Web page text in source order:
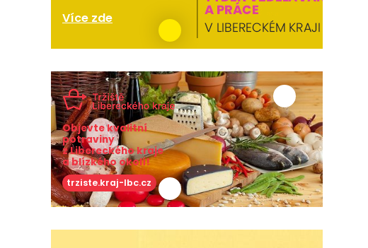
Více zde
Objevte kvalitní
potraviny
z Libereckého kraje
a blízkého okolí!
trziste.kraj-lbc.cz